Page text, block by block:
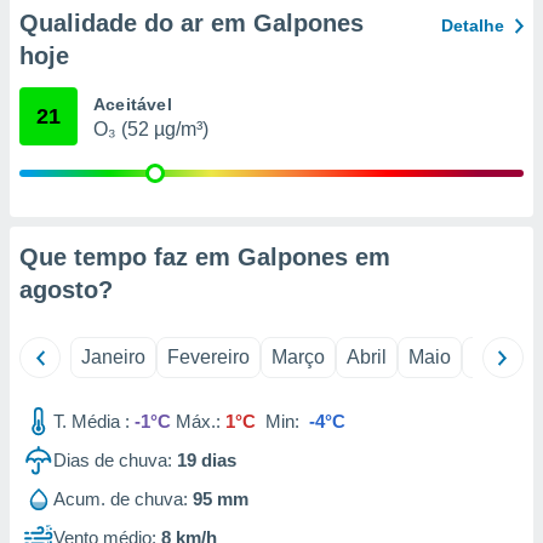
qual se
tal,
seu
ou opor-
na
ou aceder
num
para
Qualidade do ar em Galpones
hoje
Detalhe
21 Aceitável
O₃ (52 µg/m³)
Que tempo faz em Galpones em
agosto?
Janeiro Fevereiro Março Abril Maio Junho
T. Média : -1°C Máx.: 1°C Min: -4°C
Dias de chuva: 19 dias
Acum. de chuva: 95 mm
Vento médio: 8 km/h